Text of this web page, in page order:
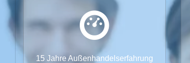
15 Jahre Außenhandelserfahrung